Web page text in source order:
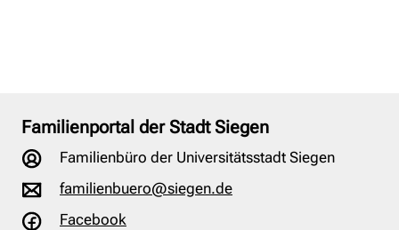
Familienportal der Stadt Siegen
Familienbüro der Universitätsstadt Siegen
familienbuero@siegen.de
Facebook